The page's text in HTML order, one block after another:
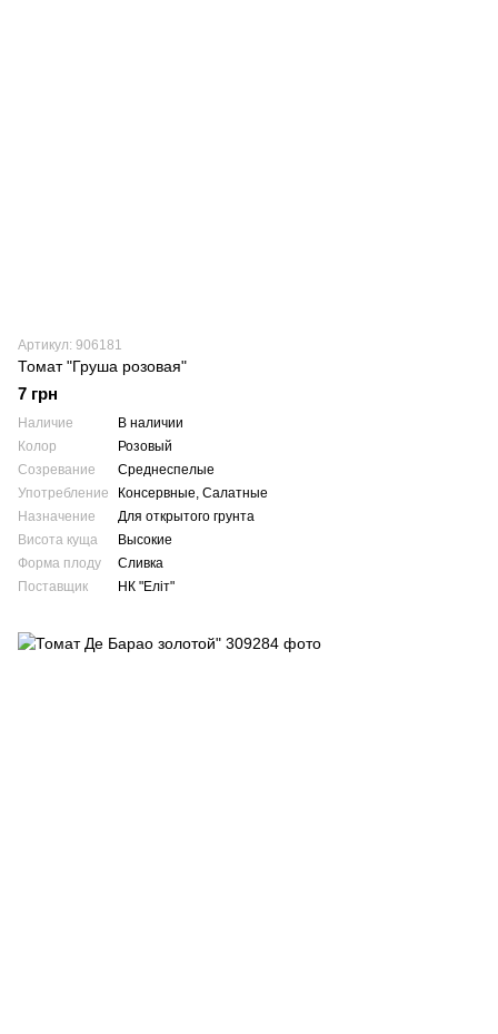
Артикул: 906181
Томат "Груша розовая"
7 грн
Наличие
В наличии
Колор
Розовый
Созревание
Среднеспелые
Употребление
Консервные, Салатные
Назначение
Для открытого грунта
Висота куща
Высокие
Форма плоду
Сливка
Поставщик
НК "Еліт"